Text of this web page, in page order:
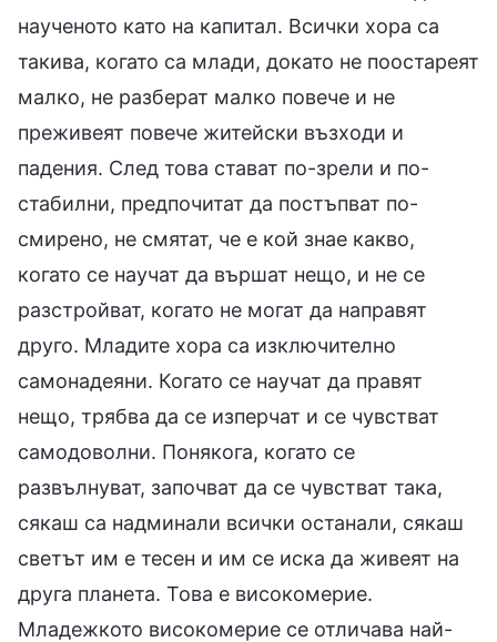
наученото като на капитал. Всички хора са
такива, когато са млади, докато не поостареят
малко, не разберат малко повече и не
преживеят повече житейски възходи и
падения. След това стават по-зрели и по-
стабилни, предпочитат да постъпват по-
смирено, не смятат, че е кой знае какво,
когато се научат да вършат нещо, и не се
разстройват, когато не могат да направят
друго. Младите хора са изключително
самонадеяни. Когато се научат да правят
нещо, трябва да се изперчат и се чувстват
самодоволни. Понякога, когато се
развълнуват, започват да се чувстват така,
сякаш са надминали всички останали, сякаш
светът им е тесен и им се иска да живеят на
друга планета. Това е високомерие.
Младежкото високомерие се отличава най-